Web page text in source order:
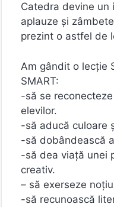
Catedra devine un
aplauze și
prezint o astfel de
Am gândit o lecție
SMART:
-să se
elevilor.
-să aducă culoare
-să dobândească
-să dea viață unei
creativ.
– să exerseze
-să recunoască